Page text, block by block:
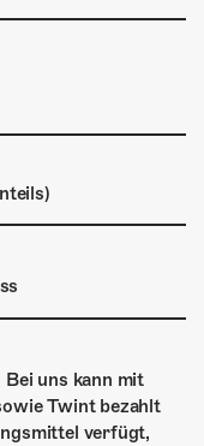
uns kann mit
Twint bezahlt
verfügt,